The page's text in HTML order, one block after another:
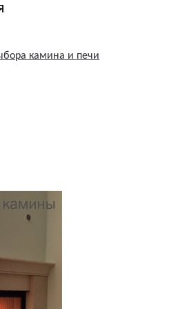
камина и печи